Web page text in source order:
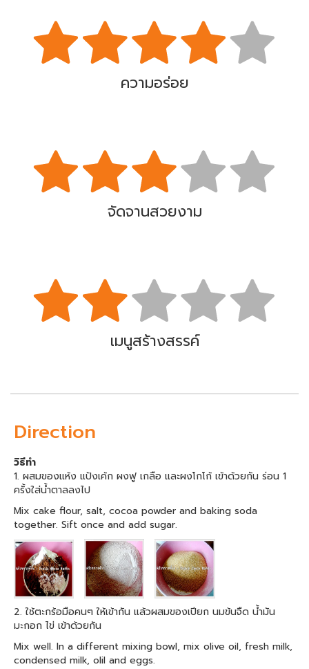
ความอร่อย
จัดจานสวยงาม
เมนูสร้างสรรค์
Direction
วิธีทำ
1. ผสมของแห้ง แป้งเค้ก ผงฟู เกลือ และผงโกโก้ เข้าด้วยกัน ร่อน 1
ครั้งใส่น้ำตาลลงไป
Mix cake flour, salt, cocoa powder and baking soda
together. Sift once and add sugar.
2. ใช้ตะกร้อมือคนๆ ให้เข้ากัน แล้วผสมของเปียก นมข้นจืด น้ำมัน
มะกอก ไข่ เข้าด้วยกัน
Mix well. In a different mixing bowl, mix olive oil, fresh milk,
condensed milk, olil and eggs.